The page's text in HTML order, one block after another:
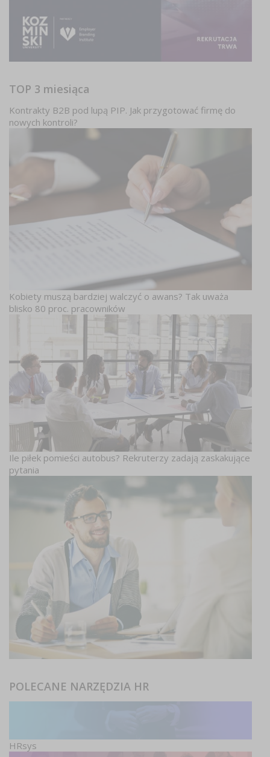
TOP 3 miesiąca
Kontrakty B2B pod lupą PIP. Jak przygotować firmę do
nowych kontroli?
Kobiety muszą bardziej walczyć o awans? Tak uważa
blisko 80 proc. pracowników
Ile piłek pomieści autobus? Rekruterzy zadają zaskakujące
pytania
POLECANE NARZĘDZIA HR
HRsys